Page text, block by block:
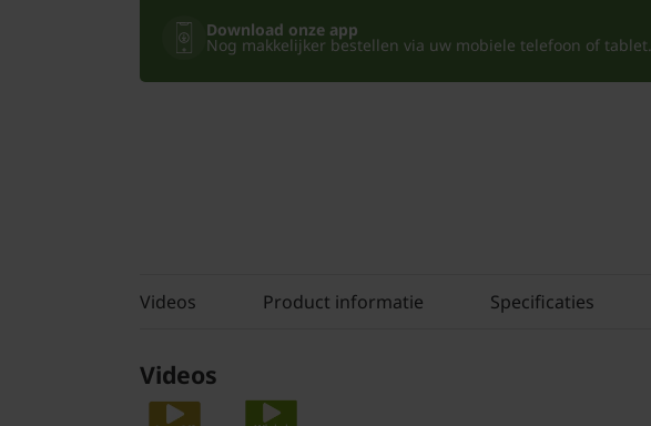
Download onze app
Nog makkelijker bestellen via uw mobiele telefoon of tablet.
Videos Product informatie Specificaties
Videos